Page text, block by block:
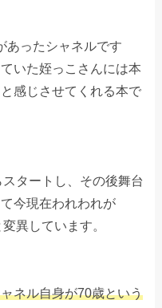
あったシャネルです
いた姪っこさんには本
感じさせてくれる本で
タートし、その後舞台
今現在われわれが
異しています。
ネル自身が70歳という